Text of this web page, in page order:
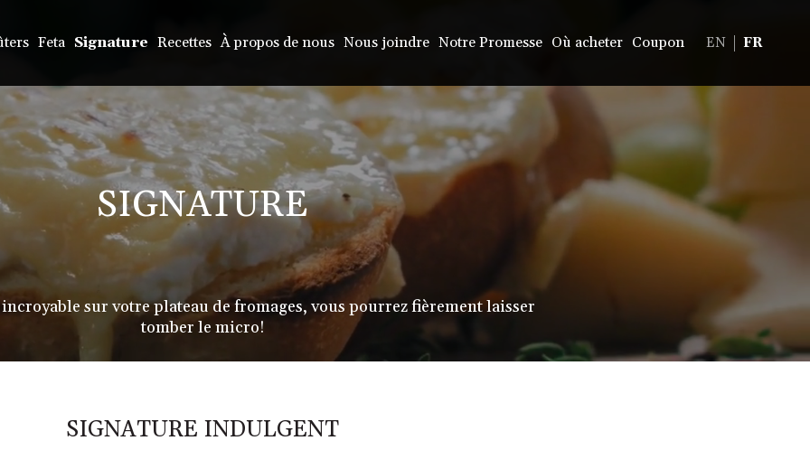
Feta Signature Recettes À propos de nous Nous joindre Notre Promesse Où acheter Coupon EN FR
SIGNATURE
sur votre plateau de fromages, vous pourrez fièrement laisser
tomber le micro!
SIGNATURE INDULGENT